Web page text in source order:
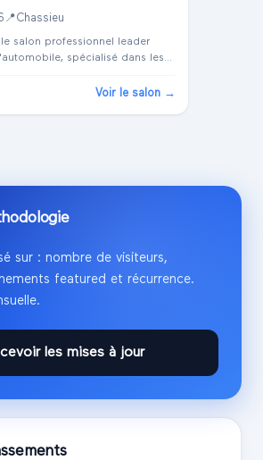
📍Chassieu
le salon professionnel leader
spécialisé dans les
Il se déroule à Chas...
Voir le salon →
sur : nombre de visiteurs,
featured et récurrence.
les mises à jour